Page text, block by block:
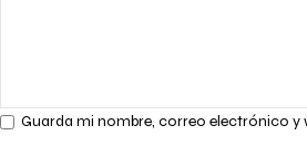
Guarda mi nombre, correo electrónico y